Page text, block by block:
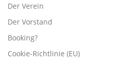
Der Verein
Der Vorstand
Booking?
Cookie-Richtlinie (EU)